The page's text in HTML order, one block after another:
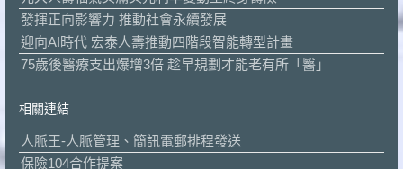
發揮正向影響力 推動社會永續發展
迎向AI時代 宏泰人壽推動四階段智能轉型計畫
75歲後醫療支出爆增3倍 趁早規劃才能老有所「醫」
相關連結
人脈王-人脈管理、簡訊電郵排程發送
保險104合作提案